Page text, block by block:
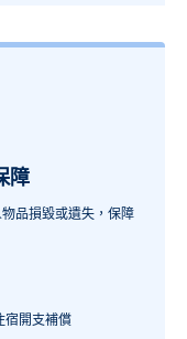
障
品損毀或遺失，保障
宿開支補償